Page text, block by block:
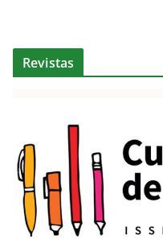
Revistas